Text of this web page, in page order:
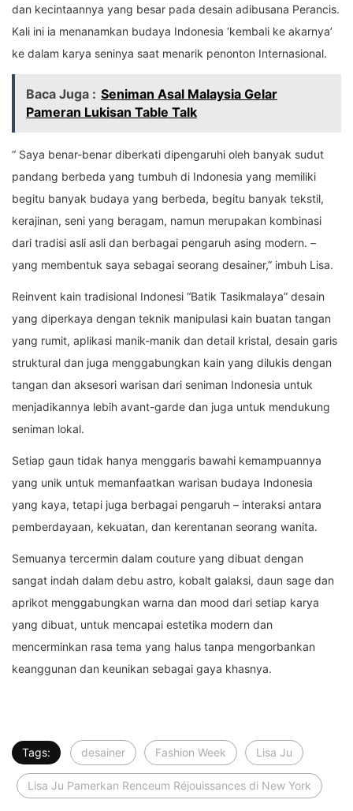
dan kecintaannya yang besar pada desain adibusana Perancis.
Kali ini ia menanamkan budaya Indonesia ‘kembali ke akarnya’
ke dalam karya seninya saat menarik penonton Internasional.
Baca Juga : Seniman Asal Malaysia Gelar
Pameran Lukisan Table Talk
“ Saya benar-benar diberkati dipengaruhi oleh banyak sudut
pandang berbeda yang tumbuh di Indonesia yang memiliki
begitu banyak budaya yang berbeda, begitu banyak tekstil,
kerajinan, seni yang beragam, namun merupakan kombinasi
dari tradisi asli asli dan berbagai pengaruh asing modern. –
yang membentuk saya sebagai seorang desainer,” imbuh Lisa.
Reinvent kain tradisional Indonesi “Batik Tasikmalaya” desain
yang diperkaya dengan teknik manipulasi kain buatan tangan
yang rumit, aplikasi manik-manik dan detail kristal, desain garis
struktural dan juga menggabungkan kain yang dilukis dengan
tangan dan aksesori warisan dari seniman Indonesia untuk
menjadikannya lebih avant-garde dan juga untuk mendukung
seniman lokal.
Setiap gaun tidak hanya menggaris bawahi kemampuannya
yang unik untuk memanfaatkan warisan budaya Indonesia
yang kaya, tetapi juga berbagai pengaruh – interaksi antara
pemberdayaan, kekuatan, dan kerentanan seorang wanita.
Semuanya tercermin dalam couture yang dibuat dengan
sangat indah dalam debu astro, kobalt galaksi, daun sage dan
aprikot menggabungkan warna dan mood dari setiap karya
yang dibuat, untuk mencapai estetika modern dan
mencerminkan rasa tema yang halus tanpa mengorbankan
keanggunan dan keunikan sebagai gaya khasnya.
Tags: desainer Fashion Week Lisa Ju
Lisa Ju Pamerkan Renceum Réjouissances di New York